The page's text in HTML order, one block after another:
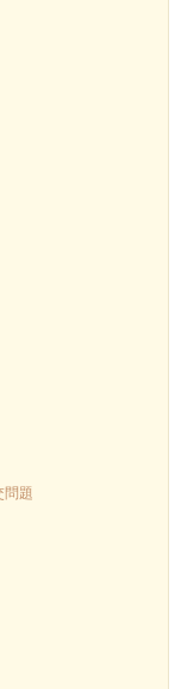
問題